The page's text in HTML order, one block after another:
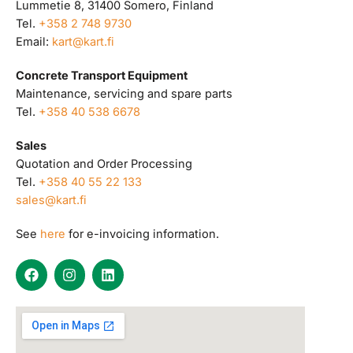
Lummetie 8, 31400 Somero, Finland
Tel. +358 2 748 9730
Email: kart@kart.fi
Concrete Transport Equipment
Maintenance, servicing and spare parts
Tel. +358 40 538 6678
Sales
Quotation and Order Processing
Tel. +358 40 55 22 133
sales@kart.fi
See here for e-invoicing information.
F
a
c
e
b
o
I
n
s
t
a
g
L
i
n
k
e
d